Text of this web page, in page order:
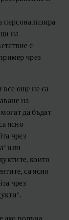
персонализира
на
с
чрез
още не са
на
да бъдат
ясно
чрез
или
които
са ясно
чрез
ако поръча